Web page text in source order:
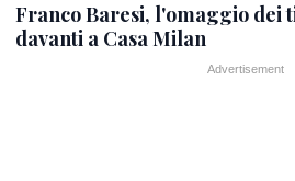
Franco Baresi, l'omaggio dei
davanti a Casa Milan